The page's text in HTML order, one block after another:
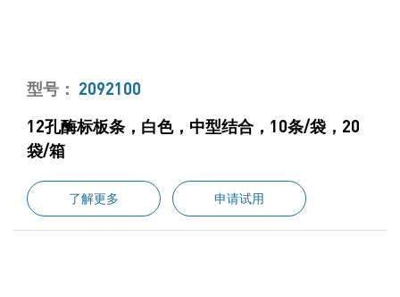
型号： 2092100
12孔酶标板条，白色，中型结合，10条/袋，20
袋/箱
了解更多 申请试用